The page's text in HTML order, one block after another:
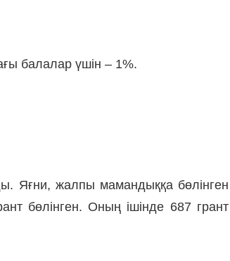
балалар үшін – 1%.
Яғни, жалпы мамандыққа бөлінген
бөлінген. Оның ішінде 687 грант